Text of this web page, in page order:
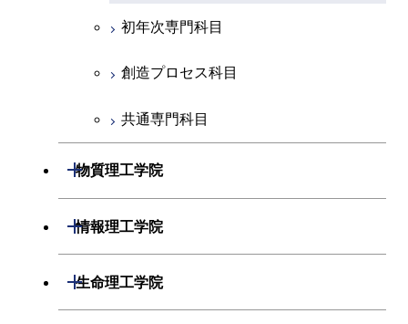
共通専門科目
初年次専門科目
創造プロセス科目
共通専門科目
物質理工学院
開閉
材料系
初年次専門科目
情報理工学院
開閉
数理・計算科学系
生命理工学院
開閉